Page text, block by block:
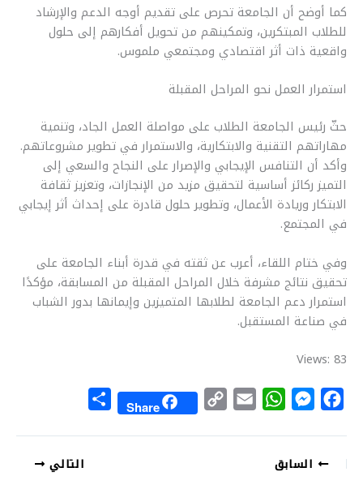
كما أوضح أن الجامعة تحرص على تقديم أوجه الدعم والإرشاد
للطلاب المبتكرين، وتمكينهم من تحويل أفكارهم إلى حلول
واقعية ذات أثر اقتصادي ومجتمعي ملموس.
استمرار العمل نحو المراحل المقبلة
حثّ رئيس الجامعة الطلاب على مواصلة العمل الجاد، وتنمية
مهاراتهم التقنية والابتكارية، والاستمرار في تطوير مشروعاتهم.
وأكد أن التنافس الإيجابي والإصرار على النجاح والسعي إلى
التميز ركائز أساسية لتحقيق مزيد من الإنجازات، وتعزيز ثقافة
الابتكار وريادة الأعمال، وتطوير حلول قادرة على إحداث أثر إيجابي
في المجتمع.
وفي ختام اللقاء، أعرب عن ثقته في قدرة أبناء الجامعة على
تحقيق نتائج مشرفة خلال المراحل المقبلة من المسابقة، مؤكدًا
استمرار دعم الجامعة لطلابها المتميزين وإيمانها بدور الشباب
في صناعة المستقبل.
Views: 83
c
e
M
s
s
W
a
E
a
C
o
p
Share
a
r
السابق التالي